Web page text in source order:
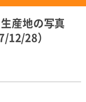
産地の写真
12/28）